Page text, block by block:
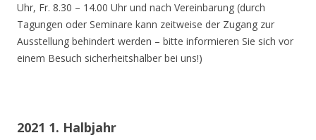
Uhr, Fr. 8.30 – 14.00 Uhr und nach Vereinbarung (durch
Tagungen oder Seminare kann zeitweise der Zugang zur
Ausstellung behindert werden – bitte informieren Sie sich vor
einem Besuch sicherheitshalber bei uns!)
2021 1. Halbjahr